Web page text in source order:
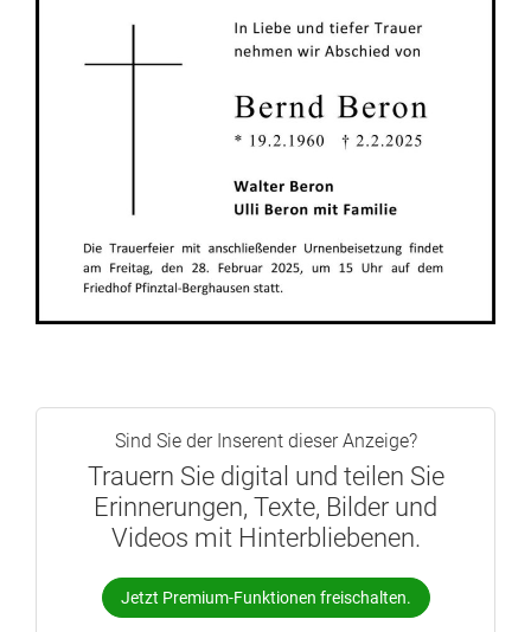
Sind Sie der Inserent dieser Anzeige?
Trauern Sie digital und teilen Sie
Erinnerungen, Texte, Bilder und
Videos mit Hinterbliebenen.
Jetzt Premium-Funktionen freischalten.